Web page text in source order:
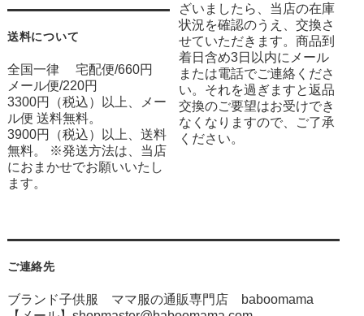
送料について
全国一律 宅配便/660円
メール便/220円
3300円（税込）以上、メー
ル便 送料無料。
3900円（税込）以上、送料
無料。 ※発送方法は、当店
におまかせでお願いいたし
ます。
ざいましたら、当店の在庫
状況を確認のうえ、交換さ
せていただきます。商品到
着日含め3日以内にメール
または電話でご連絡くださ
い。それを過ぎますと返品
交換のご要望はお受けでき
なくなりますので、ご了承
ください。
ご連絡先
ブランド子供服 ママ服の通販専門店 baboomama